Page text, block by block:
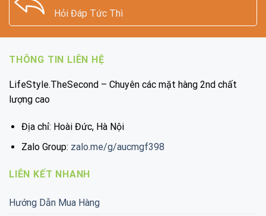
Hỏi Đáp Tức Thì
THÔNG TIN LIÊN HỆ
LifeStyle.TheSecond – Chuyên các mặt hàng 2nd chất
lượng cao
Địa chỉ: Hoài Đức, Hà Nội
Zalo Group: zalo.me/g/aucmgf398
LIÊN KẾT NHANH
Hướng Dẫn Mua Hàng